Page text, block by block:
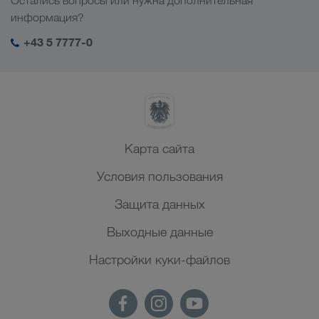
Менеджмент SHEQ
информация?
+43 5 7777-0
Карта сайта
Условия пользования
Защита данных
Выходные данные
Настройки куки-файлов